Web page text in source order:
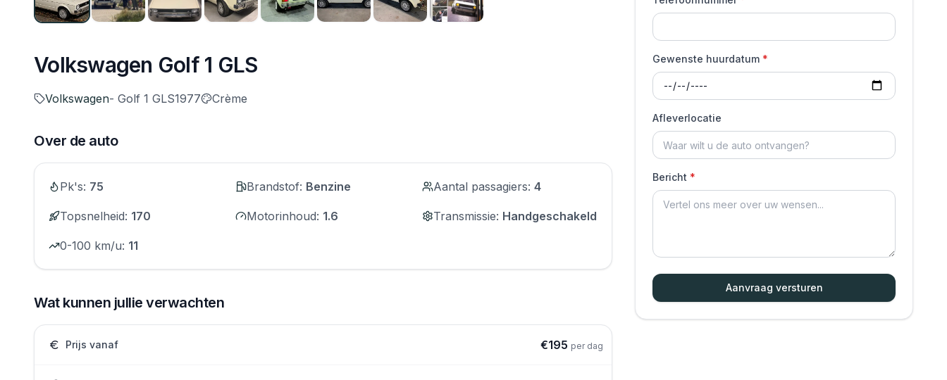
Volkswagen Golf 1 GLS
Volkswagen- Golf 1 GLS1977 Crème
Over de auto
Pk's: 75 Brandstof: Benzine Aantal passagiers:4
Topsnelheid: 170 Motorinhoud: 1.6 Transmissie: Handgeschakeld
0-100 km/u: 11
Wat kunnen jullie verwachten
Prijs vanaf €195 per dag
Gewenste huurdatum
Afleverlocatie
Bericht
Aanvraag versturen